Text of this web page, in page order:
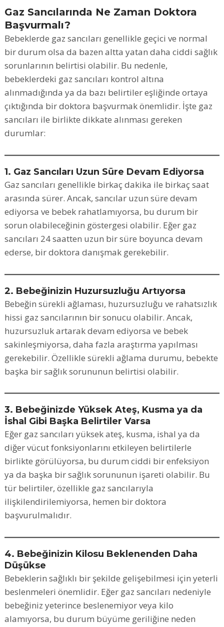
Gaz Sancılarında Ne Zaman Doktora
Başvurmalı?
Bebeklerde gaz sancıları genellikle geçici ve normal
bir durum olsa da bazen altta yatan daha ciddi sağlık
sorunlarının belirtisi olabilir. Bu nedenle,
bebeklerdeki gaz sancıları kontrol altına
alınmadığında ya da bazı belirtiler eşliğinde ortaya
çıktığında bir doktora başvurmak önemlidir. İşte gaz
sancıları ile birlikte dikkate alınması gereken
durumlar:
1. Gaz Sancıları Uzun Süre Devam Ediyorsa
Gaz sancıları genellikle birkaç dakika ile birkaç saat
arasında sürer. Ancak, sancılar uzun süre devam
ediyorsa ve bebek rahatlamıyorsa, bu durum bir
sorun olabileceğinin göstergesi olabilir. Eğer gaz
sancıları 24 saatten uzun bir süre boyunca devam
ederse, bir doktora danışmak gerekebilir.
2. Bebeğinizin Huzursuzluğu Artıyorsa
Bebeğin sürekli ağlaması, huzursuzluğu ve rahatsızlık
hissi gaz sancılarının bir sonucu olabilir. Ancak,
huzursuzluk artarak devam ediyorsa ve bebek
sakinleşmiyorsa, daha fazla araştırma yapılması
gerekebilir. Özellikle sürekli ağlama durumu, bebekte
başka bir sağlık sorununun belirtisi olabilir.
3. Bebeğinizde Yüksek Ateş, Kusma ya da
İshal Gibi Başka Belirtiler Varsa
Eğer gaz sancıları yüksek ateş, kusma, ishal ya da
diğer vücut fonksiyonlarını etkileyen belirtilerle
birlikte görülüyorsa, bu durum ciddi bir enfeksiyon
ya da başka bir sağlık sorununun işareti olabilir. Bu
tür belirtiler, özellikle gaz sancılarıyla
ilişkilendirilemiyorsa, hemen bir doktora
başvurulmalıdır.
4. Bebeğinizin Kilosu Beklenenden Daha
Düşükse
Bebeklerin sağlıklı bir şekilde gelişebilmesi için yeterli
beslenmeleri önemlidir. Eğer gaz sancıları nedeniyle
bebeğiniz yeterince beslenemiyor veya kilo
alamıyorsa, bu durum büyüme geriliğine neden